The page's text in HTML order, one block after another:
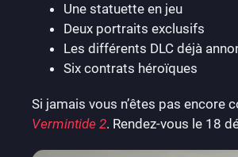
Une statuette en jeu
Deux portraits exclusifs
Les différents DLC déjà
Six contrats héroïques
Si jamais vous n’êtes pas encore
Vermintide 2. Rendez-vous le 18